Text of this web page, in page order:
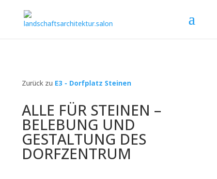
Zurück zu E3 - Dorfplatz Steinen
ALLE FÜR STEINEN –
BELEBUNG UND
GESTALTUNG DES
DORFZENTRUM